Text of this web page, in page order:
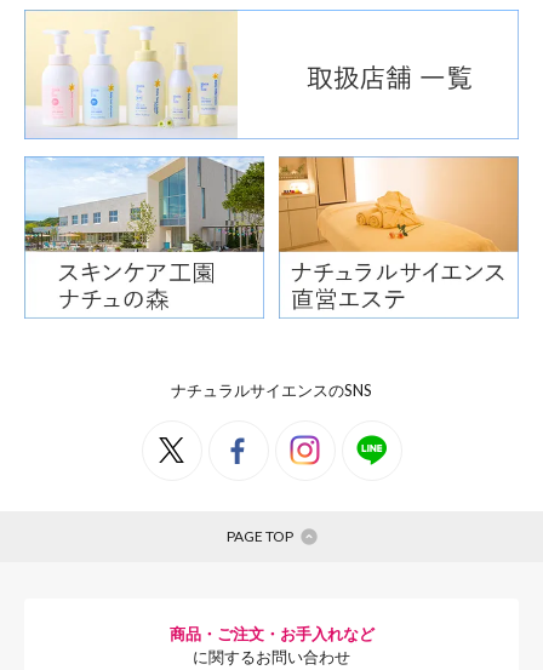
ナチュラルサイエンスのSNS
PAGE TOP
商品・ご注文・お手入れなど
に関するお問い合わせ